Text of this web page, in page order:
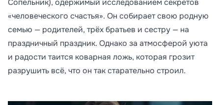
«человеческого счастья». Он собирает свою родную
семью — родителей, трёх братьев и сестру — на
праздничный праздник. Однако за атмосферой уюта
и радости таится коварная ложь, которая грозит
разрушить всё, что он так старательно строил.